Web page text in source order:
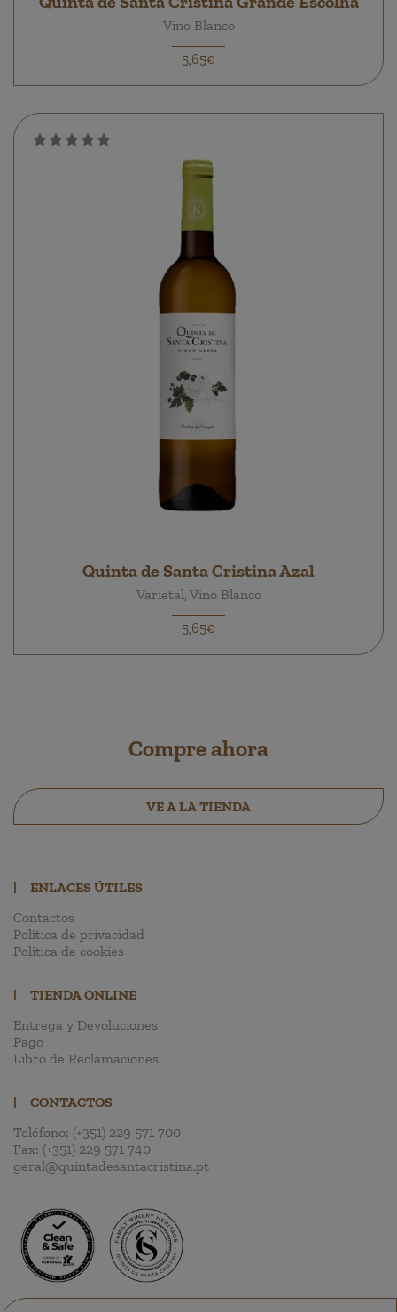
Vino Blanco
5,65€
Quinta de Santa Cristina Azal
Varietal, Vino Blanco
5,65€
Compre ahora
VE A LA TIENDA
|
ENLACES ÚTILES
Contactos
Política de privacidad
Política de cookies
|
TIENDA ONLINE
Entrega y Devoluciones
Pago
Libro de Reclamaciones
|
CONTACTOS
Teléfono: (+351) 229 571 700
Fax: (+351) 229 571 740
geral@quintadesantacristina.pt